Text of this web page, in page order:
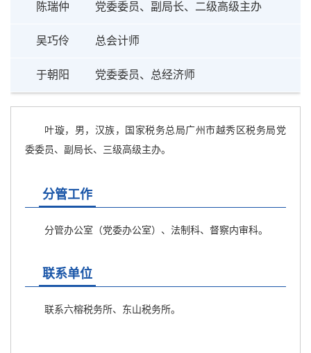
陈瑞仲 党委委员、副局长、二级高级主办
吴巧伶 总会计师
于朝阳 党委委员、总经济师
叶璇，男，汉族，国家税务总局广州市越秀区税务局党
委委员、副局长、三级高级主办。
分管工作
分管办公室（党委办公室）、法制科、督察内审科。
联系单位
联系六榕税务所、东山税务所。